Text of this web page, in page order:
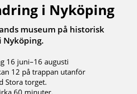
i Nyköping
museum på historisk
Nyköping.
16 juni–16 augusti
12 på trappan utanför
Stora torget.
60 minuter.